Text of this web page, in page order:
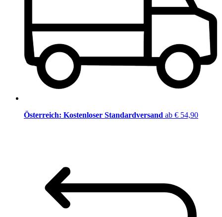
Österreich: Kostenloser Standardversand ab € 54,90